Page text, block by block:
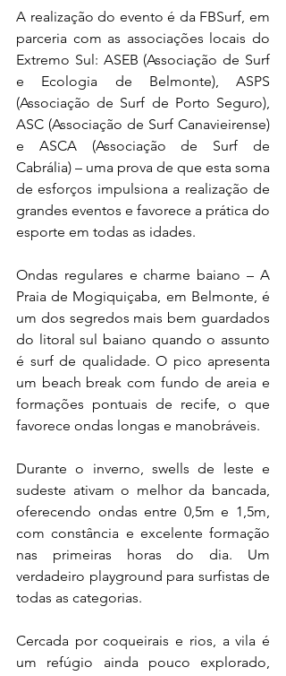
A realização do evento é da FBSurf, em
parceria com as associações locais do
Extremo Sul: ASEB (Associação de Surf
e Ecologia de Belmonte), ASPS
(Associação de Surf de Porto Seguro),
ASC (Associação de Surf Canavieirense)
e ASCA (Associação de Surf de
Cabrália) – uma prova de que esta soma
de esforços impulsiona a realização de
grandes eventos e favorece a prática do
esporte em todas as idades.
Ondas regulares e charme baiano – A
Praia de Mogiquiçaba, em Belmonte, é
um dos segredos mais bem guardados
do litoral sul baiano quando o assunto
é surf de qualidade. O pico apresenta
um beach break com fundo de areia e
formações pontuais de recife, o que
favorece ondas longas e manobráveis.
Durante o inverno, swells de leste e
sudeste ativam o melhor da bancada,
oferecendo ondas entre 0,5m e 1,5m,
com constância e excelente formação
nas primeiras horas do dia. Um
verdadeiro playground para surfistas de
todas as categorias.
Cercada por coqueirais e rios, a vila é
um refúgio ainda pouco explorado,